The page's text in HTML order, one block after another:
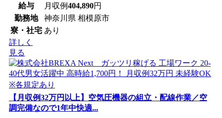
給与
月収例404,890円
勤務地
神奈川県 相模原市
寮・社宅 あり
詳しく
見る
【月収例32万円以上】空気圧機器の組立・配線作業／空
調完備なので1年中快適...